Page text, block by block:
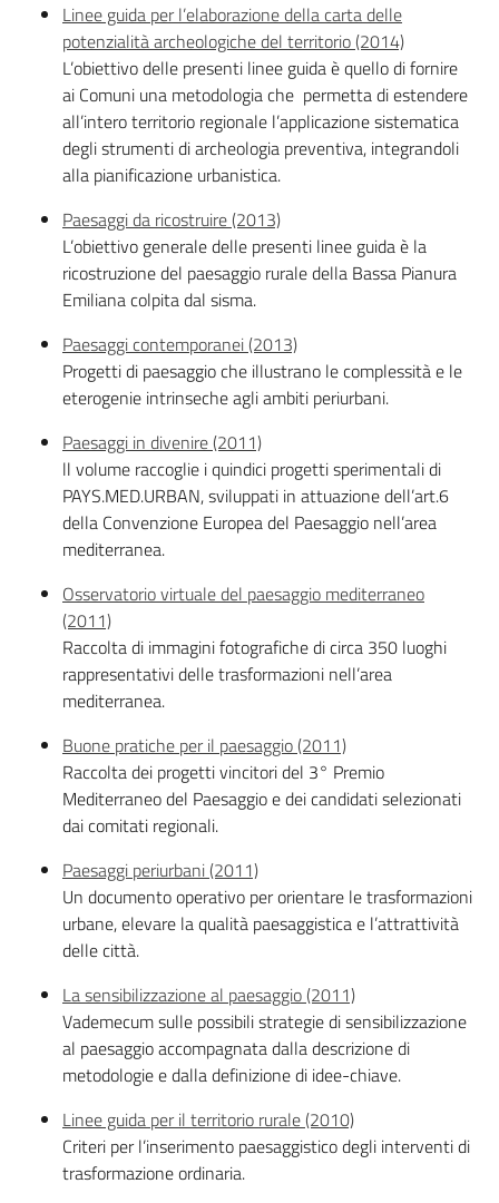
Linee guida per l’elaborazione della carta delle
potenzialità archeologiche del territorio (2014)
L’obiettivo delle presenti linee guida è quello di fornire
ai Comuni una metodologia che permetta di estendere
all’intero territorio regionale l’applicazione sistematica
degli strumenti di archeologia preventiva, integrandoli
alla pianificazione urbanistica.
Paesaggi da ricostruire (2013)
L’obiettivo generale delle presenti linee guida è la
ricostruzione del paesaggio rurale della Bassa Pianura
Emiliana colpita dal sisma.
Paesaggi contemporanei (2013)
Progetti di paesaggio che illustrano le complessità e le
eterogenie intrinseche agli ambiti periurbani.
Paesaggi in divenire (2011)
ll volume raccoglie i quindici progetti sperimentali di
PAYS.MED.URBAN, sviluppati in attuazione dell’art.6
della Convenzione Europea del Paesaggio nell’area
mediterranea.
Osservatorio virtuale del paesaggio mediterraneo
(2011)
Raccolta di immagini fotografiche di circa 350 luoghi
rappresentativi delle trasformazioni nell’area
mediterranea.
Buone pratiche per il paesaggio (2011)
Raccolta dei progetti vincitori del 3° Premio
Mediterraneo del Paesaggio e dei candidati selezionati
dai comitati regionali.
Paesaggi periurbani (2011)
Un documento operativo per orientare le trasformazioni
urbane, elevare la qualità paesaggistica e l’attrattività
delle città.
La sensibilizzazione al paesaggio (2011)
Vademecum sulle possibili strategie di sensibilizzazione
al paesaggio accompagnata dalla descrizione di
metodologie e dalla definizione di idee-chiave.
Linee guida per il territorio rurale (2010)
Criteri per l’inserimento paesaggistico degli interventi di
trasformazione ordinaria.